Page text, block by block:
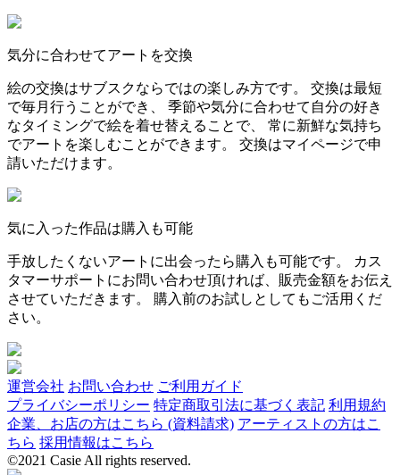
気分に合わせてアートを交換
絵の交換はサブスクならではの楽しみ方です。 交換は最短
で毎月行うことができ、 季節や気分に合わせて自分の好き
なタイミングで絵を着せ替えることで、 常に新鮮な気持ち
でアートを楽しむことができます。 交換はマイページで申
請いただけます。
気に入った作品は購入も可能
手放したくないアートに出会ったら購入も可能です。 カス
タマーサポートにお問い合わせ頂ければ、販売金額をお伝え
させていただきます。 購入前のお試しとしてもご活用くだ
さい。
運営会社 お問い合わせ ご利用ガイド
プライバシーポリシー 特定商取引法に基づく表記 利用規約
企業、お店の方はこちら (資料請求) アーティストの方はこ
ちら 採用情報はこちら
©2021 Casie All rights reserved.